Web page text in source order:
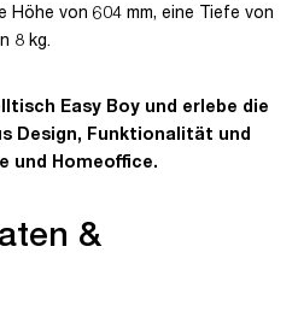
Höhe von 604 mm, eine Tiefe von
8 kg.
Easy Boy und erlebe die
Design, Funktionalität und
und Homeoffice.
&